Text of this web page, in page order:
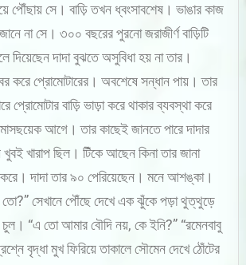
পৌঁছায় সে। বাড়ি তখন ধ্বংসাবশেষ। ভাঙার কাজ
না সে। ৩০০ বছরের পুরনো জরাজীর্ণ বাড়িটি
দিয়েছেন দাদা বুঝতে অসুবিধা হয় না তার।
করে প্রোমোটারের। অবশেষে সন্ধান পায়। তার
প্রোমোটার বাড়ি ভাড়া করে থাকার ব্যবস্থা করে
মাসছয়েক আগে। তার কাছেই জানতে পারে দাদার
খারাপ ছিল। টিঁকে আছেন কিনা তার জানা
দাদা তার ৯০ পেরিয়েছেন। মনে আশঙ্কা।
তো?” সেখানে পৌঁছে দেখে এক ঝুঁকে পড়া থুত্থুড়ে
চুল। “এ তো আমার বৌদি নয়, কে ইনি?” “রমেনবাবু
বৃদ্ধা মুখ ফিরিয়ে তাকালে সৌমেন দেখে ঠোঁটের